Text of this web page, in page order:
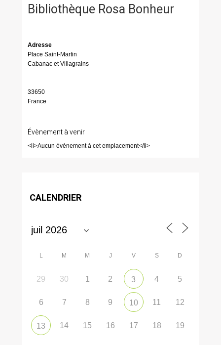
Bibliothèque Rosa Bonheur
Adresse
Place Saint-Martin
Cabanac et Villagrains
33650
France
Évènement à venir
<li>Aucun évènement à cet emplacement</li>
CALENDRIER
L M M J V S D
29 30 1 2 3 4 5
6 7 8 9 10 11 12
13 14 15 16 17 18 19